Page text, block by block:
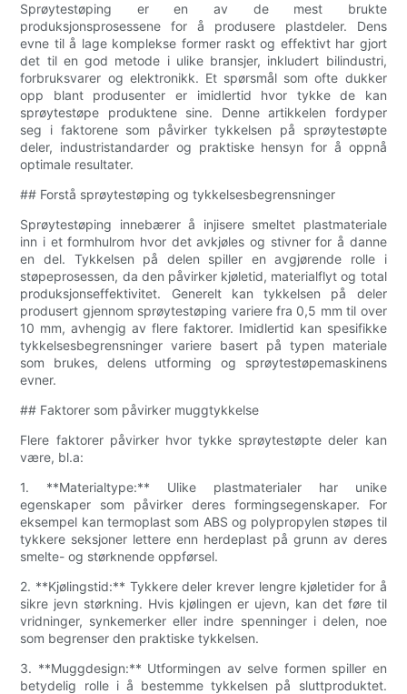
Sprøytestøping er en av de mest brukte
produksjonsprosessene for å produsere plastdeler. Dens
evne til å lage komplekse former raskt og effektivt har gjort
det til en god metode i ulike bransjer, inkludert bilindustri,
forbruksvarer og elektronikk. Et spørsmål som ofte dukker
opp blant produsenter er imidlertid hvor tykke de kan
sprøytestøpe produktene sine. Denne artikkelen fordyper
seg i faktorene som påvirker tykkelsen på sprøytestøpte
deler, industristandarder og praktiske hensyn for å oppnå
optimale resultater.
## Forstå sprøytestøping og tykkelsesbegrensninger
Sprøytestøping innebærer å injisere smeltet plastmateriale
inn i et formhulrom hvor det avkjøles og stivner for å danne
en del. Tykkelsen på delen spiller en avgjørende rolle i
støpeprosessen, da den påvirker kjøletid, materialflyt og total
produksjonseffektivitet. Generelt kan tykkelsen på deler
produsert gjennom sprøytestøping variere fra 0,5 mm til over
10 mm, avhengig av flere faktorer. Imidlertid kan spesifikke
tykkelsesbegrensninger variere basert på typen materiale
som brukes, delens utforming og sprøytestøpemaskinens
evner.
## Faktorer som påvirker muggtykkelse
Flere faktorer påvirker hvor tykke sprøytestøpte deler kan
være, bl.a:
1. **Materialtype:** Ulike plastmaterialer har unike
egenskaper som påvirker deres formingsegenskaper. For
eksempel kan termoplast som ABS og polypropylen støpes til
tykkere seksjoner lettere enn herdeplast på grunn av deres
smelte- og størknende oppførsel.
2. **Kjølingstid:** Tykkere deler krever lengre kjøletider for å
sikre jevn størkning. Hvis kjølingen er ujevn, kan det føre til
vridninger, synkemerker eller indre spenninger i delen, noe
som begrenser den praktiske tykkelsen.
3. **Muggdesign:** Utformingen av selve formen spiller en
betydelig rolle i å bestemme tykkelsen på sluttproduktet.